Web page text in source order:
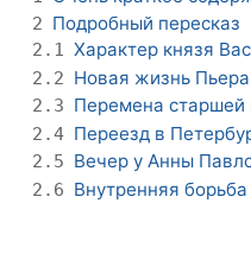
2 Подробный пересказ
2.1 Характер князя
2.2 Новая жизнь
2.3 Перемена
2.4 Переезд в
2.5 Вечер у Анны
2.6 Внутренняя